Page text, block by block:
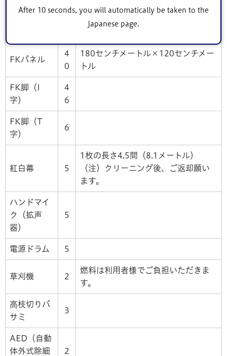
After 10 seconds, you will automatically be taken to the
Japanese page.
イト
0
FKパネル
4
0
180センチメートル×120センチメー
トル
FK脚（I
字）
4
6
FK脚（T
字）
6
紅白幕 5
1枚の長さ4.5間（8.1メートル）
（注）クリーニング後、ご返却願い
ます。
ハンドマイ
ク（拡声
器）
5
電源ドラム 5
草刈機 2
燃料は利用者様でご負担いただきま
す。
高枝切りバ
サミ
3
AED（自動
体外式除細
2